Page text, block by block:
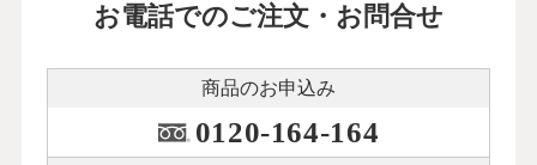
お電話でのご注文・お問合せ
商品のお申込み
0120-164-164